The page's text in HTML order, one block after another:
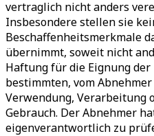
vertraglich nicht anders
Insbesondere stellen sie
Beschaffenheitsmerkmale
übernimmt, soweit nicht
Haftung für die Eignung
bestimmten, vom
Verwendung, Verarbeitung
Gebrauch. Der Abnehmer
eigenverantwortlich zu